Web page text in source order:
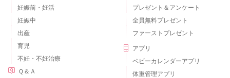
妊娠前・妊活
妊娠中
出産
育児
不妊・不妊治療
Ｑ＆Ａ
プレゼント＆アンケート
全員無料プレゼント
ファーストプレゼント
アプリ
ベビーカレンダーアプリ
体重管理アプリ